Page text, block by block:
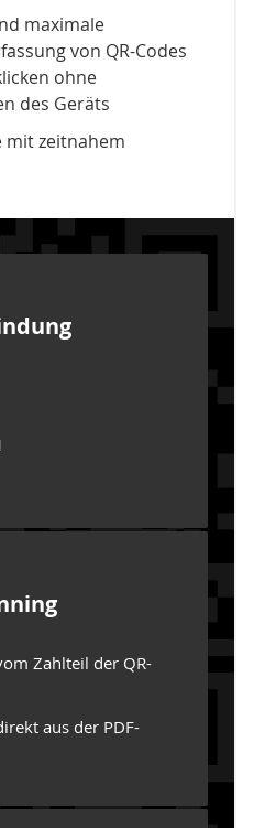
maximale
von QR-Codes
ohne
des Geräts
mit zeitnahem
Zahlteil der QR-
aus der PDF-